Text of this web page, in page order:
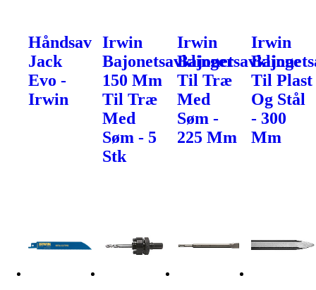
Håndsav
Jack
Evo -
Irwin
Irwin
Bajonetsavklinger
150 Mm
Til Træ
Med
Søm - 5
Stk
Irwin
Bajonetsavklinge
Til Træ
Med
Søm -
225 Mm
Irwin
Til Plast
Og Stål
- 300
Mm